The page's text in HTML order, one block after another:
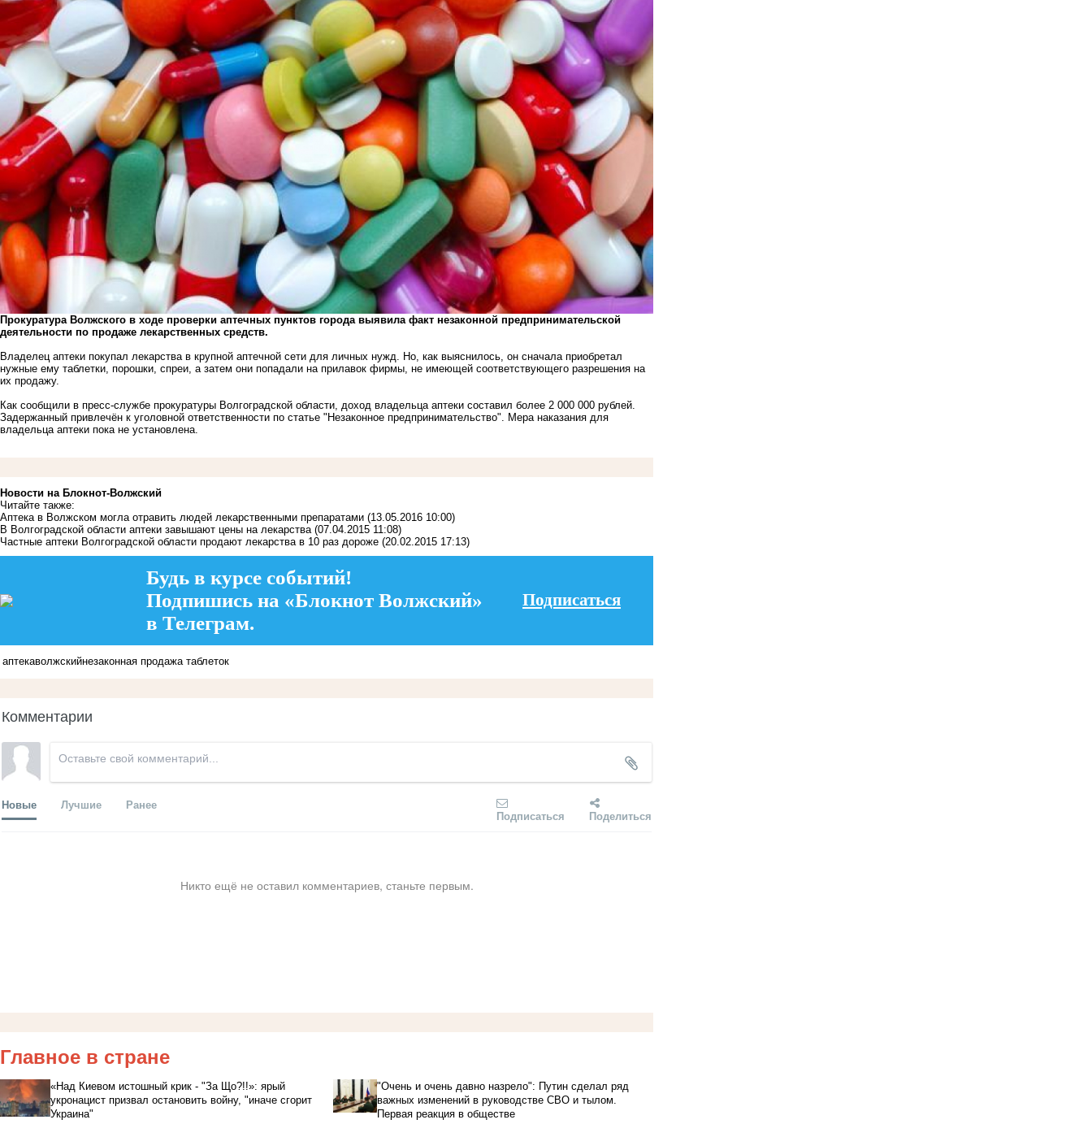
Прокуратура Волжского в ходе проверки аптечных пунктов города выявила факт незаконной предпринимательской
деятельности по продаже лекарственных средств.
Владелец аптеки покупал лекарства в крупной аптечной сети для личных нужд. Но, как выяснилось, он сначала приобретал
нужные ему таблетки, порошки, спреи, а затем они попадали на прилавок фирмы, не имеющей соответствующего разрешения на
их продажу.
Как сообщили в пресс-службе прокуратуры Волгоградской области, доход владельца аптеки составил более 2 000 000 рублей.
Задержанный привлечён к уголовной ответственности по статье "Незаконное предпринимательство". Мера наказания для
владельца аптеки пока не установлена.
Новости на Блoкнoт-Волжский
Читайте также:
Аптека в Волжском могла отравить людей лекарственными препаратами (13.05.2016 10:00)
В Волгоградской области аптеки завышают цены на лекарства (07.04.2015 11:08)
Частные аптеки Волгоградской области продают лекарства в 10 раз дороже (20.02.2015 17:13)
Будь в курсе событий!
Подпишись на «Блокнот Волжский»
в Телеграм.
Подписаться
аптекаволжскийнезаконная продажа таблеток
Комментарии
Новые Лучшие Ранее
Подписаться Поделиться
Никто ещё не оставил комментариев, станьте первым.
Главное в стране
«Над Киевом истошный крик - "За Що?!!»: ярый
укронацист призвал остановить войну, "иначе сгорит
Украина"
"Очень и очень давно назрело": Путин сделал ряд
важных изменений в руководстве СВО и тылом.
Первая реакция в обществе